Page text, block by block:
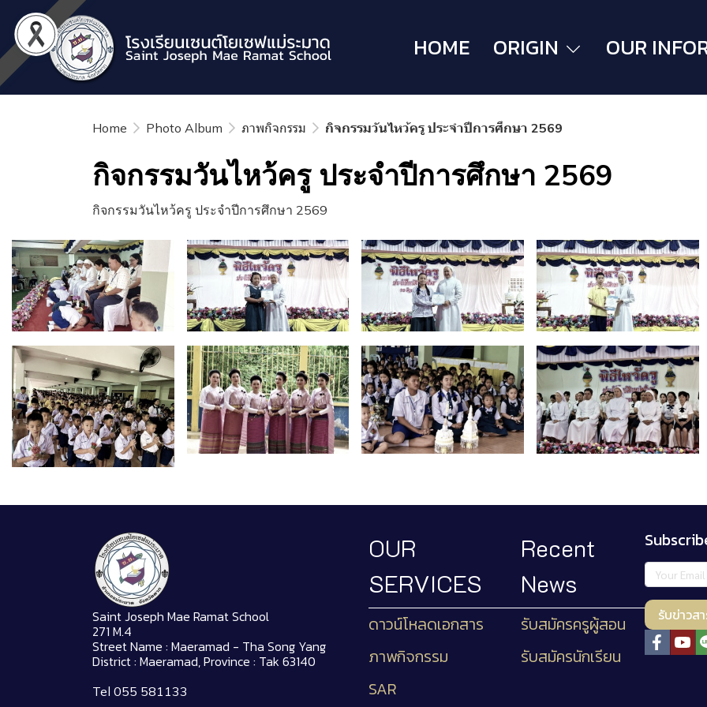
HOME ORIGIN OUR
Home Photo Album ภาพกิจกรรม กิจกรรมวันไหว้ครู ประจำปีการศึกษา 2569
กิจกรรมวันไหว้ครู ประจำปีการศึกษา 2569
กิจกรรมวันไหว้ครู ประจำปีการศึกษา 2569
Saint Joseph Mae Ramat School
271 M.4
Street Name : Maeramad - Tha Song Yang
District : Maeramad, Province : Tak 63140
Tel 055 581133
OUR
SERVICES
ดาวน์โหลดเอกสาร
ภาพกิจกรรม
SAR
Recent
News
รับสมัครครูผู้สอน
รับสมัครนักเรียน
รับข่าวส